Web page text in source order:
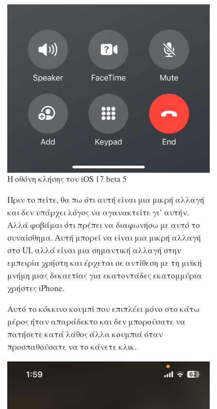
Η οθόνη κλήσης του iOS 17 beta 5
Πριν το πείτε, θα πω ότι αυτή είναι μια μικρή αλλαγή
και δεν υπάρχει λόγος να αγανακτείτε γι’ αυτήν.
Αλλά φοβάμαι ότι πρέπει να διαφωνήσω με αυτό το
συναίσθημα. Αυτή μπορεί να είναι μια μικρή αλλαγή
στο UI, αλλά είναι μια σημαντική αλλαγή στην
εμπειρία χρήστη και έρχεται σε αντίθεση με τη μυϊκή
μνήμη μιας δεκαετίας για εκατοντάδες εκατομμύρια
χρήστες iPhone.
Αυτό το κόκκινο κουμπί που επιπλέει μόνο στο κάτω
μέρος ήταν απαράδεκτο και δεν μπορούσατε να
πατήσετε κατά λάθος άλλα κουμπιά όταν
προσπαθούσατε να το κάνετε κλικ.